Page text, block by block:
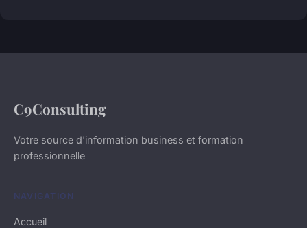
C9Consulting
Votre source d'information business et formation
professionnelle
NAVIGATION
Accueil